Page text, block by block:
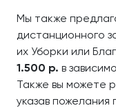
Мы также
дистанционного
их Уборки или
1.500 р. в
Также вы можете
указав пожелания